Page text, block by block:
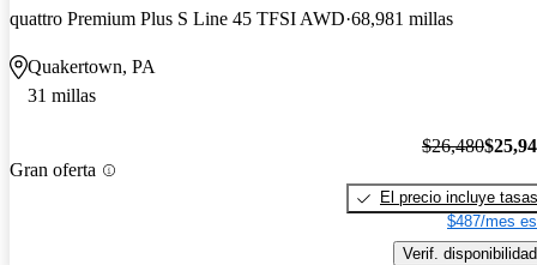
quattro Premium Plus S Line 45 TFSI AWD 68,981 millas
Quakertown, PA
31 millas
Gran oferta
$26,480
El precio incluye tasas
$487/mes
Verif. disponibilidad